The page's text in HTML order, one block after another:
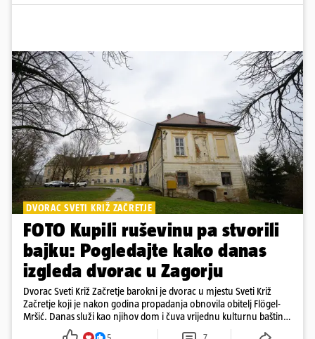
DVORAC SVETI KRIŽ ZAČRETJE
FOTO Kupili ruševinu pa stvorili
bajku: Pogledajte kako danas
izgleda dvorac u Zagorju
Dvorac Sveti Križ Začretje barokni je dvorac u mjestu Sveti Križ
Začretje koji je nakon godina propadanja obnovila obitelj Flögel-
Mršić. Danas služi kao njihov dom i čuva vrijednu kulturnu baštinu
davno zaboravljenog vremena